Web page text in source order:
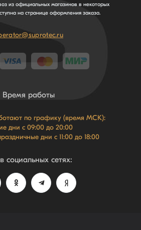
из официальных магазинов в некоторых
на странице оформления заказа.
Время работы
по графику (время МСК):
дни с 09:00 до 20:00
дни с 11:00 до 18:00
социальных сетях: